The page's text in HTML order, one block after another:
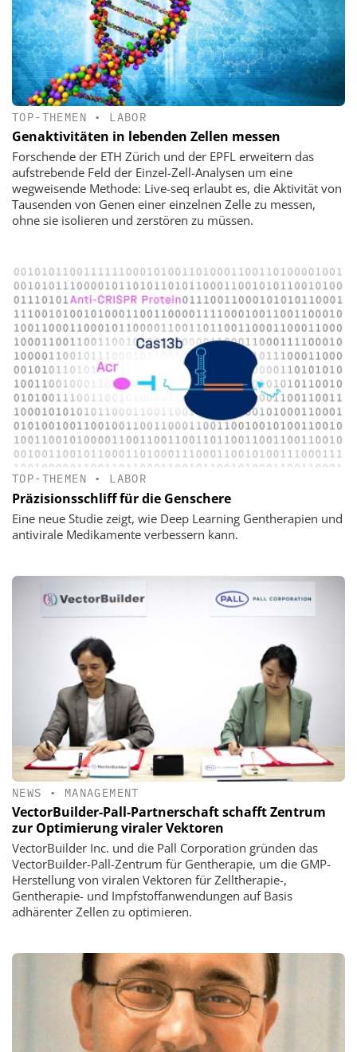
TOP-THEMEN • LABOR
Genaktivitäten in lebenden Zellen messen
Forschende der ETH Zürich und der EPFL erweitern das
aufstrebende Feld der Einzel-Zell-Analysen um eine
wegweisende Methode: Live-seq erlaubt es, die Aktivität von
Tausenden von Genen einer einzelnen Zelle zu messen,
ohne sie isolieren und zerstören zu müssen.
TOP-THEMEN • LABOR
Präzisionsschliff für die Genschere
Eine neue Studie zeigt, wie Deep Learning Gentherapien und
antivirale Medikamente verbessern kann.
NEWS • MANAGEMENT
VectorBuilder-Pall-Partnerschaft schafft Zentrum
zur Optimierung viraler Vektoren
VectorBuilder Inc. und die Pall Corporation gründen das
VectorBuilder-Pall-Zentrum für Gentherapie, um die GMP-
Herstellung von viralen Vektoren für Zelltherapie-,
Gentherapie- und Impfstoffanwendungen auf Basis
adhärenter Zellen zu optimieren.